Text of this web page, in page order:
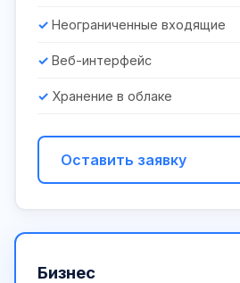
Неограниченные входящие
Веб-интерфейс
Хранение в облаке
Оставить заявку
Бизнес